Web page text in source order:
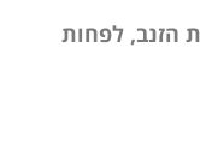
הזנב, לפחות